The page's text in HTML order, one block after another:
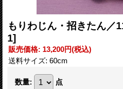
もりわじん・招きたん／
1]
販売価格: 13,200円(税込)
送料サイズ: 60cm
数量: 点